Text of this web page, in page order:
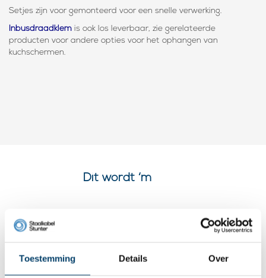
Toestemming Details Over
Setjes zijn voor gemonteerd voor een snelle verwerking.
Inbusdraadklem is ook los leverbaar, zie gerelateerde
producten voor andere opties voor het ophangen van
kuchschermen.
Dit wordt ‘m